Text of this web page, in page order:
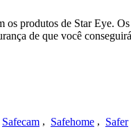
produtos de Star Eye.
de que você
Safecam , Safehome , Safer